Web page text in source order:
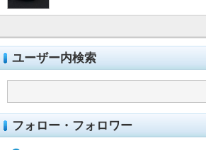
ユーザー内検索
フォロー・フォロワー